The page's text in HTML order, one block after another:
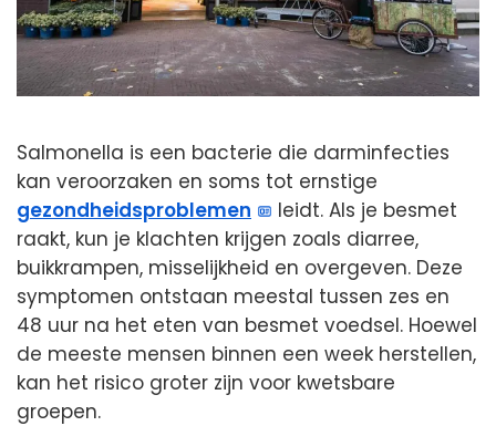
Salmonella is een bacterie die darminfecties
kan veroorzaken en soms tot ernstige
gezondheidsproblemen
leidt. Als je besmet
raakt, kun je klachten krijgen zoals diarree,
buikkrampen, misselijkheid en overgeven. Deze
symptomen ontstaan meestal tussen zes en
48 uur na het eten van besmet voedsel. Hoewel
de meeste mensen binnen een week herstellen,
kan het risico groter zijn voor kwetsbare
groepen.